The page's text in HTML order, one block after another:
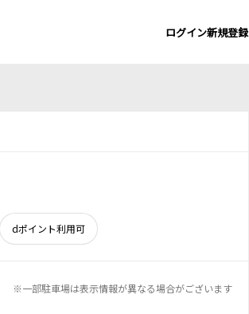
ログイン新規登録
dポイント利用可
※一部駐車場は表示情報が異なる場合がございます